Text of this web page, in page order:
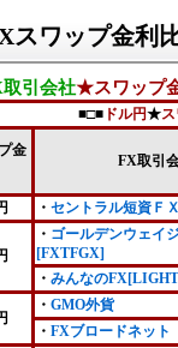
スワップ金利
引会社★スワップ
■□■ ドル円★
金
FX取引
・ セントラル短資Ｆ
・ ゴールデンウェイ
[FXTFGX]
・ みんなの
・ GMO外貨
・ FXブロードネット